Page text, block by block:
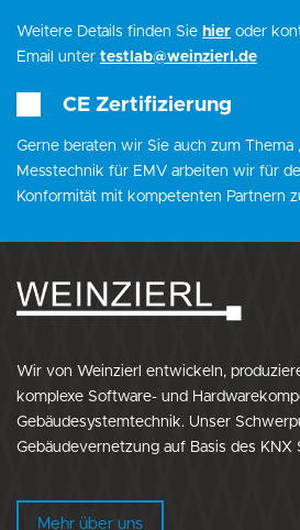
Weitere Details finden Sie hier oder
Email unter testlab@weinzierl.de
CE Zertifizierung
Gerne beraten wir Sie auch zum Thema
Messtechnik für EMV arbeiten wir für
Konformität mit kompetenten Partnern
Wir von Weinzierl entwickeln,
komplexe Software- und
Gebäudesystemtechnik. Unser
Gebäudevernetzung auf Basis des KNX
Mehr über uns